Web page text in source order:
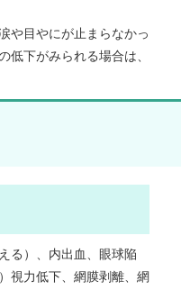
や目やにが止まらなかっ
低下がみられる場合は、
る）、内出血、眼球陥
視力低下、網膜剥離、網